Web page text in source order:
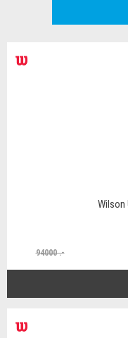
Wilson
94000 .-